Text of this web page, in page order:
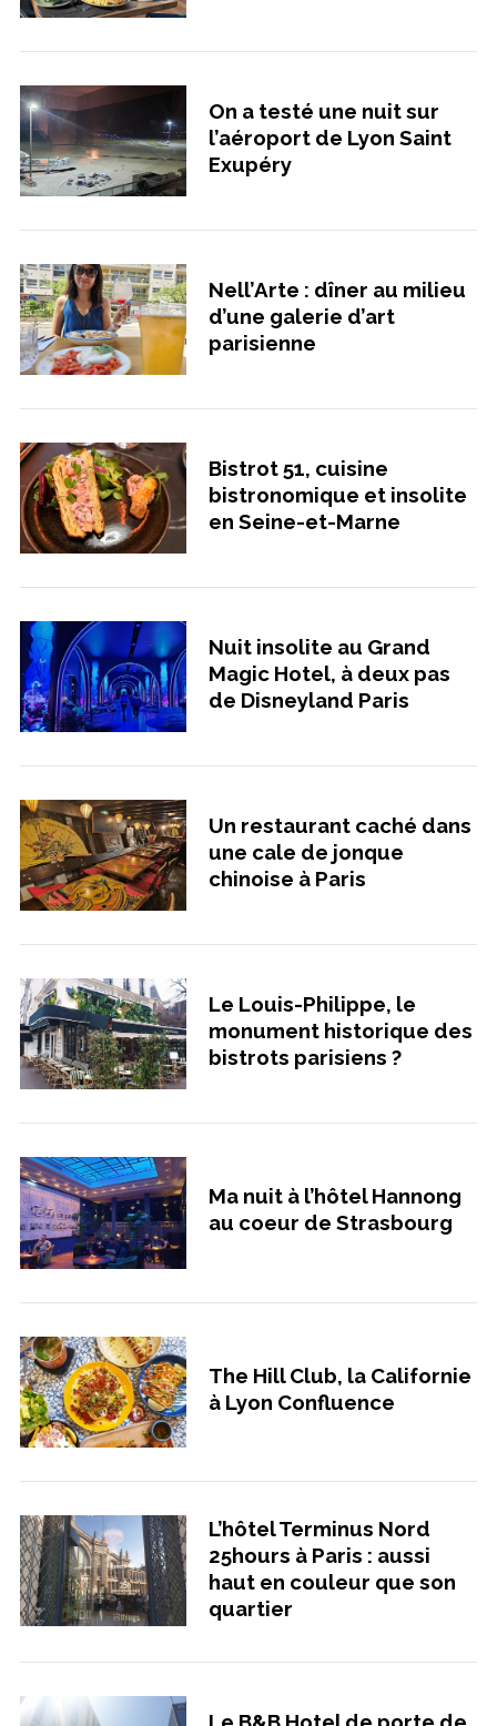
On a testé une nuit sur
l’aéroport de Lyon Saint
Exupéry
Nell’Arte : dîner au milieu
d’une galerie d’art
parisienne
Bistrot 51, cuisine
bistronomique et insolite
en Seine-et-Marne
Nuit insolite au Grand
Magic Hotel, à deux pas
de Disneyland Paris
Un restaurant caché dans
une cale de jonque
chinoise à Paris
Le Louis-Philippe, le
monument historique des
bistrots parisiens ?
Ma nuit à l’hôtel Hannong
au coeur de Strasbourg
The Hill Club, la Californie
à Lyon Confluence
L’hôtel Terminus Nord
25hours à Paris : aussi
haut en couleur que son
quartier
S
r
c
h
f
o
: